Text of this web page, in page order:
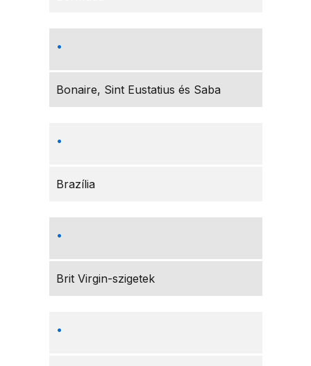
Bonaire, Sint Eustatius és Saba
Brazília
Brit Virgin-szigetek